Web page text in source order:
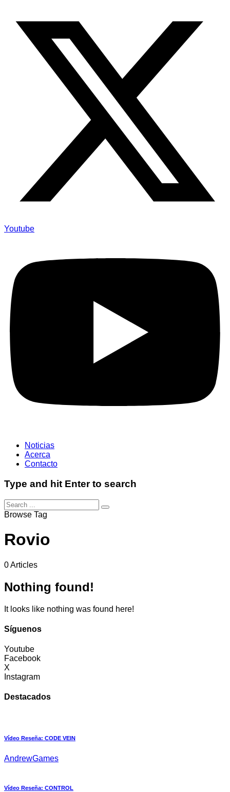
Youtube
Noticias
Acerca
Contacto
Type and hit Enter to search
Browse Tag
Rovio
0 Articles
Nothing found!
It looks like nothing was found here!
Síguenos
Youtube
Facebook
X
Instagram
Destacados
Vídeo Reseña: CODE VEIN
AndrewGames
Vídeo Reseña: CONTROL